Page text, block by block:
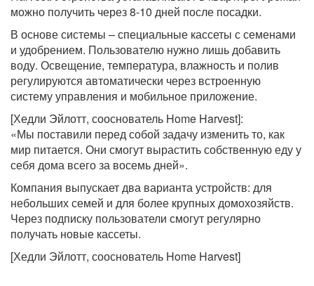
можно получить через 8-10 дней после посадки.
В основе системы – специальные кассеты с семенами
и удобрением. Пользователю нужно лишь добавить
воду. Освещение, температура, влажность и полив
регулируются автоматически через встроенную
систему управления и мобильное приложение.
[Хедли Эйлотт, сооснователь Home Harvest]:
«Мы поставили перед собой задачу изменить то, как
мир питается. Они смогут вырастить собственную еду у
себя дома всего за восемь дней».
Компания выпускает два варианта устройств: для
небольших семей и для более крупных домохозяйств.
Через подписку пользователи смогут регулярно
получать новые кассеты.
[Хедли Эйлотт, сооснователь Home Harvest]